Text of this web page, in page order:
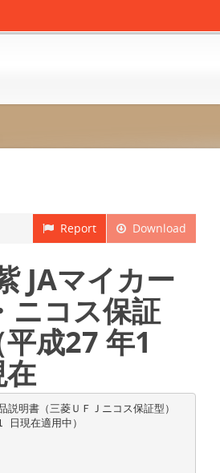
Download
Report
JAマイカー
ニコス保証
成27 年1
説明書（三菱ＵＦＪニコス保証型）
現在適用中）